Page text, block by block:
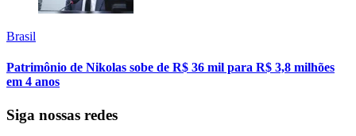
Brasil
Patrimônio de Nikolas sobe de R$ 36 mil para R$ 3,8 milhões
em 4 anos
Siga nossas redes